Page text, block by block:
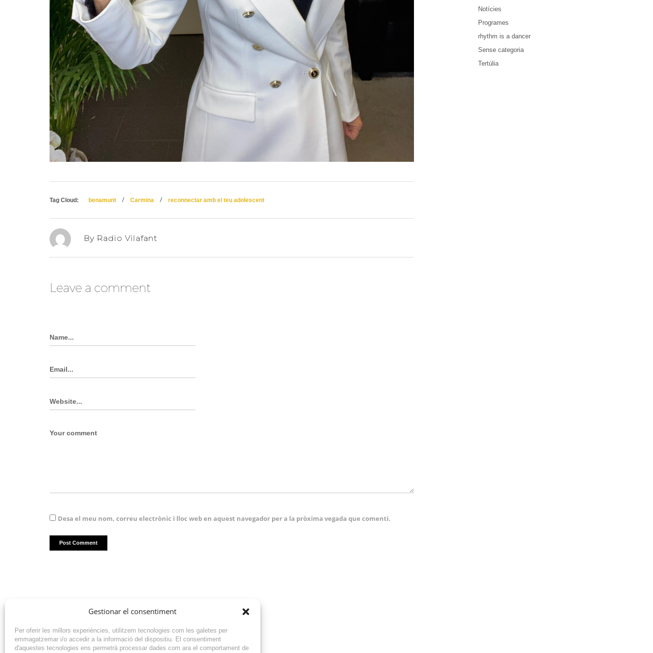
Gestionar el consentiment
Per oferir les millors experiències, utilitzem tecnologies com les galetes per
emmagatzemar i/o accedir a la informació del dispositiu. El consentiment
d'aquestes tecnologies ens permetrà processar dades com ara el comportament de
Tag Cloud: benamunt / Carmina / reconnectar amb el teu adolescent
By Radio Vilafant
Leave a comment
Desa el meu nom, correu electrònic i lloc web en aquest navegador per a la pròxima vegada que comenti.
Notícies
Programes
rhythm is a dancer
Sense categoria
Tertúlia